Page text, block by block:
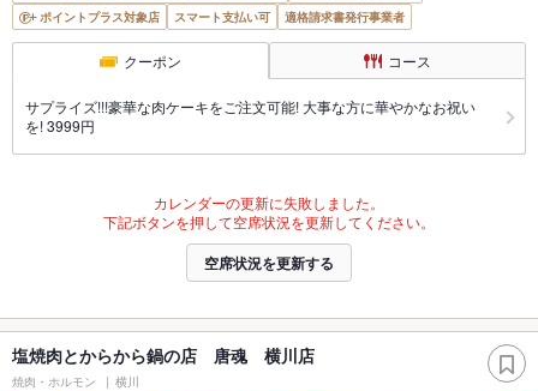
ポイントプラス対象店
スマート支払い可 適格請求書発行事業者
クーポン コース
サプライズ!!!豪華な肉ケーキをご注文可能! 大事な方に華やかなお祝い
を! 3999円
カレンダーの更新に失敗しました。
下記ボタンを押して空席状況を更新してください。
空席状況を更新する
塩焼肉とからから鍋の店 唐魂 横川店
焼肉・ホルモン 横川